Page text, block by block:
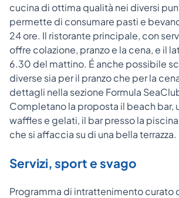
cucina di ottima qualità nei diversi
permette di consumare pasti e
24 ore. Il ristorante principale, con
offre colazione, pranzo e la cena, e il
6.30 del mattino. É anche possibile
diverse sia per il pranzo che per la
dettagli nella sezione Formula
Completano la proposta il beach bar,
waffles e gelati, il bar presso la
che si affaccia su di una bella terrazza.
Servizi, sport e svago
Programma di intrattenimento curato